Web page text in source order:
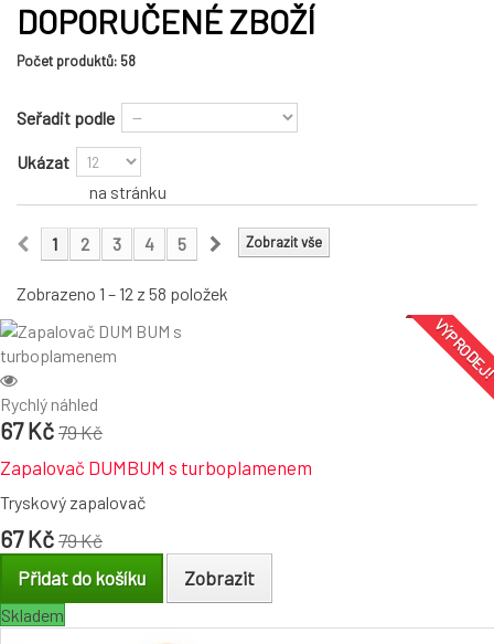
DOPORUČENÉ ZBOŽÍ
Počet produktů: 58
Seřadit podle
Ukázat
na stránku
Zobrazit vše
1 2 3 4 5
Zobrazeno 1 – 12 z 58 položek
Rychlý náhled
67 Kč 79 Kč
Zapalovač DUMBUM s turboplamenem
Tryskový zapalovač
67 Kč 79 Kč
Přidat do košíku
Zobrazit
Skladem